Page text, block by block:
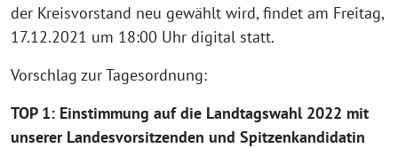
der Kreisvorstand neu gewählt wird, findet am Freitag,
17.12.2021 um 18:00 Uhr digital statt.
Vorschlag zur Tagesordnung:
TOP 1: Einstimmung auf die Landtagswahl 2022 mit
unserer Landesvorsitzenden und Spitzenkandidatin